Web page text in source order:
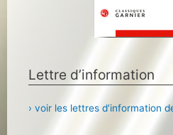
Lettre d’information
› voir les lettres d’information